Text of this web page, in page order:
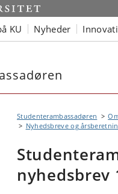
KU Nyheder
Studenterambassadøren
Nyhedsbreve og
nyhedsbrev